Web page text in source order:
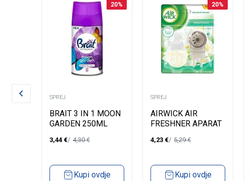
20%
SPREJ
BRAIT 3 IN 1 MOON
GARDEN 250ML
PUNJENJE
3,44 € 4,30€
Kupi ovdje
20%
SPREJ
AIRWICK AIR
FRESHNER APARAT
IVORY FRESIA
FLOWERS
4,23 € 5,29€
Kupi ovdje